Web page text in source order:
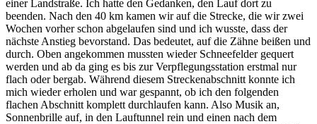
einer Landstraße. Ich hatte den Gedanken, den Lauf dort zu
beenden. Nach den 40 km kamen wir auf die Strecke, die wir zwei
Wochen vorher schon abgelaufen sind und ich wusste, dass der
nächste Anstieg bevorstand. Das bedeutet, auf die Zähne beißen und
durch. Oben angekommen mussten wieder Schneefelder gequert
werden und ab da ging es bis zur Verpflegungsstation erstmal nur
flach oder bergab. Während diesem Streckenabschnitt konnte ich
mich wieder erholen und war gespannt, ob ich den folgenden
flachen Abschnitt komplett durchlaufen kann. Also Musik an,
Sonnenbrille auf, in den Lauftunnel rein und einen nach dem